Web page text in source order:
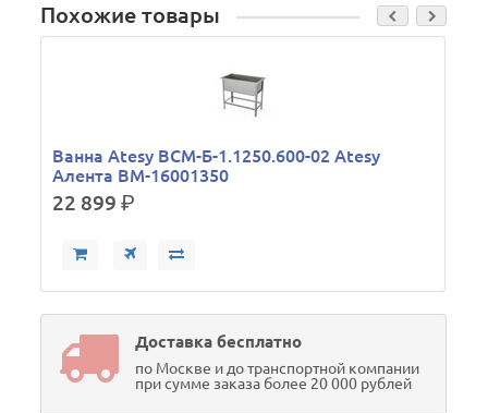
Похожие товары
Ванна Atesy ВСМ-Б-1.1250.600-02 Atesy
Алента ВМ-16001350
22 899р.
Доставка бесплатно
по Москве и до транспортной компании
при сумме заказа более 20 000 рублей